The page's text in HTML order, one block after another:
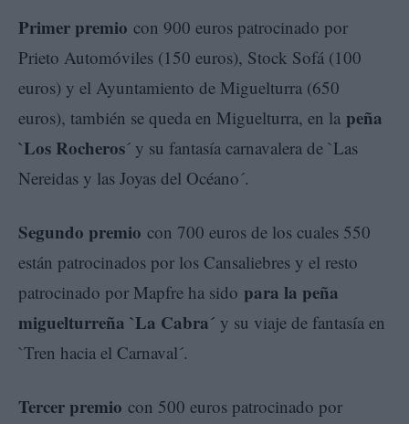
Primer premio con 900 euros patrocinado por
Prieto Automóviles (150 euros), Stock Sofá (100
euros) y el Ayuntamiento de Miguelturra (650
euros), también se queda en Miguelturra, en la peña
`Los Rocheros´ y su fantasía carnavalera de `Las
Nereidas y las Joyas del Océano´.
Segundo premio con 700 euros de los cuales 550
están patrocinados por los Cansaliebres y el resto
patrocinado por Mapfre ha sido para la peña
miguelturreña `La Cabra´ y su viaje de fantasía en
`Tren hacia el Carnaval´.
Tercer premio con 500 euros patrocinado por